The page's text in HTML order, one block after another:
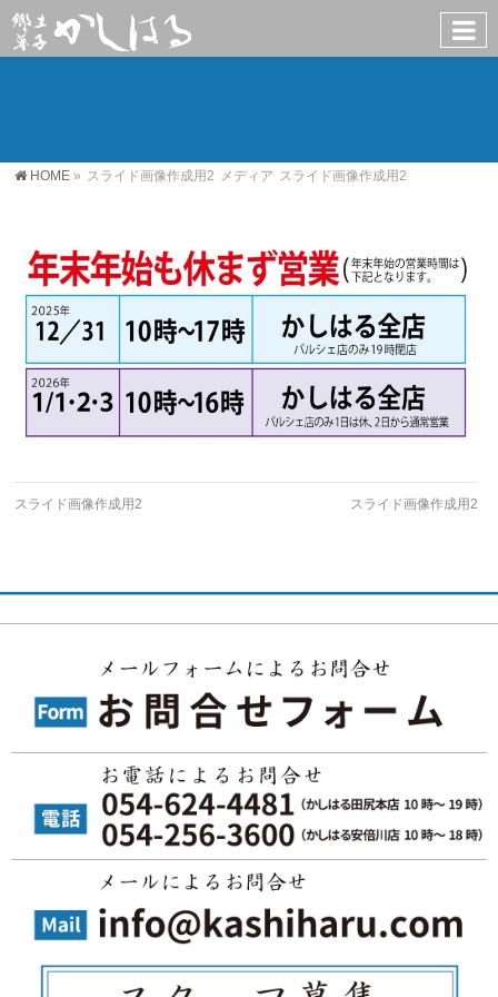
HOME » スライド画像作成用2 メディア スライド画像作成用2
スライド画像作成用2 スライド画像作成用2